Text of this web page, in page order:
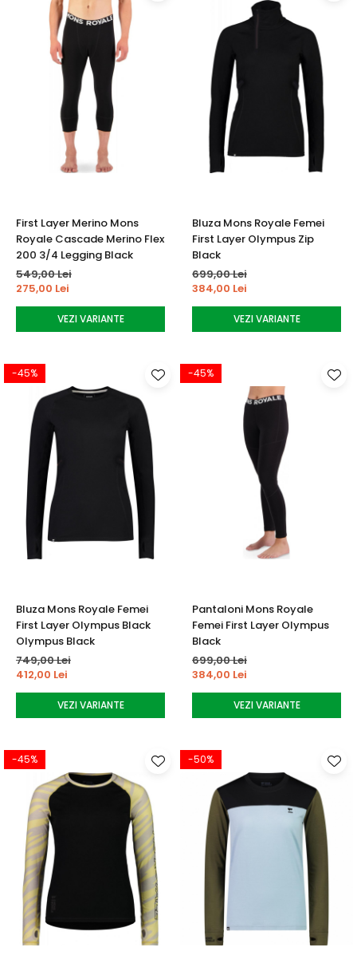
First Layer Merino Mons
Royale Cascade Merino Flex
200 3/4 Legging Black
549,00 Lei
275,00 Lei
VEZI VARIANTE
Bluza Mons Royale Femei
First Layer Olympus Zip
Black
699,00 Lei
384,00 Lei
VEZI VARIANTE
-45%
Bluza Mons Royale Femei
First Layer Olympus Black
Olympus Black
749,00 Lei
412,00 Lei
VEZI VARIANTE
-45%
Pantaloni Mons Royale
Femei First Layer Olympus
Black
699,00 Lei
384,00 Lei
VEZI VARIANTE
-45% -50%